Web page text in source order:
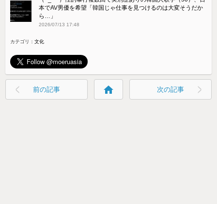
本でAV男優を希望「韓国じゃ仕事を見つけるのは大変そうだか
ら…」
2026/07/13 17:48
カテゴリ：文化
前の記事 home 次の記事